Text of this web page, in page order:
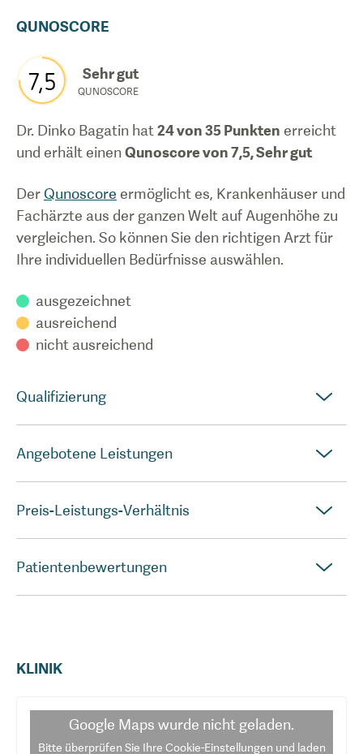
QUNOSCORE
7,5 Sehr gut
QUNOSCORE
Dr. Dinko Bagatin hat 24von 35 Punkten erreicht
und erhält einenQunoscore von7,5,Sehr gut
Der Qunoscore ermöglicht es, Krankenhäuser und
Fachärzte aus der ganzen Welt auf Augenhöhe zu
vergleichen. So können Sie den richtigen Arzt für
Ihre individuellen Bedürfnisse auswählen.
ausgezeichnet
ausreichend
nicht ausreichend
Qualifizierung
Angebotene Leistungen
Preis-Leistungs-Verhältnis
Patientenbewertungen
KLINIK
Google Maps wurde nicht geladen.
Bitte überprüfen Sie Ihre Cookie-Einstellungen und laden